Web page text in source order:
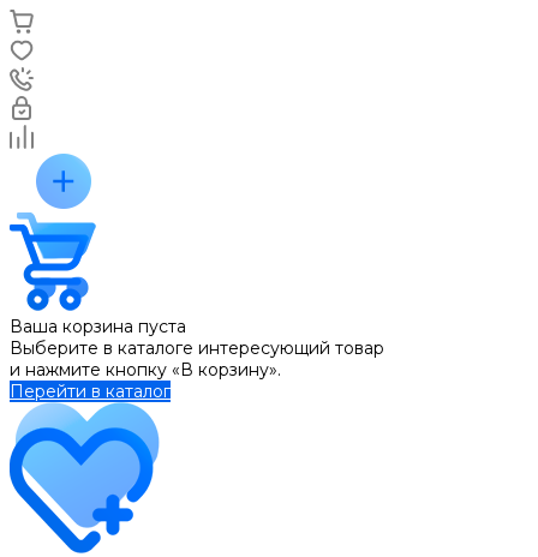
Ваша корзина пуста
Выберите в каталоге интересующий товар
и нажмите кнопку «В корзину».
Перейти в каталог